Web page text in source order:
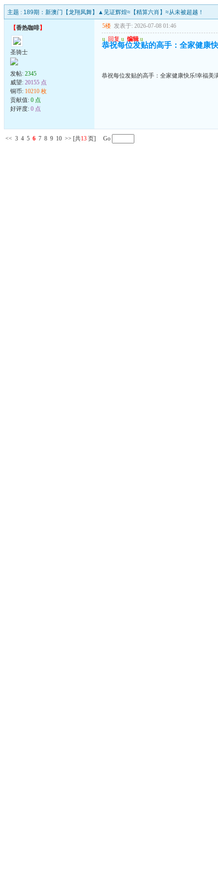
主题 : 189期：新澳门【龙翔凤舞】▲见证辉煌≈【精算六肖】≈从未被超越！
【香热咖啡】
圣骑士
发帖: 2345
威望: 20155 点
铜币: 10210 枚
贡献值: 0 点
好评度: 0 点
5楼 发表于: 2026-07-08 01:46
u 回复 u 编辑 u
恭祝每位发贴的高手：全家健康
恭祝每位发贴的高手：全家健康快乐!幸福美
<< 3 4 5 6 7 8 9 10 >> [共13 页] Go